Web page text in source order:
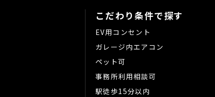
こだわり条件で探す
EV用コンセント
ガレージ内エアコン
ペット可
事務所利用相談可
駅徒歩15分以内